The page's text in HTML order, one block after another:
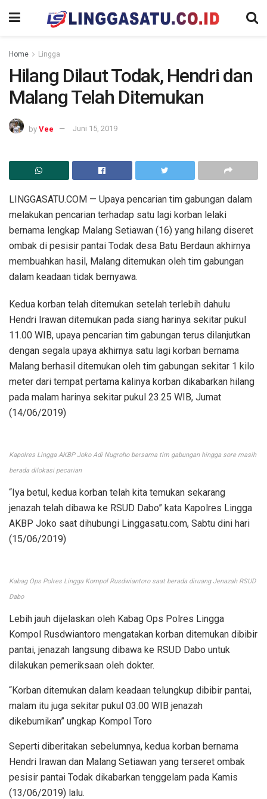
Home Lingga
Hilang Dilaut Todak, Hendri dan
Malang Telah Ditemukan
by Vee Juni 15, 2019
LINGGASATU.COM — Upaya pencarian tim gabungan dalam
melakukan pencarian terhadap satu lagi korban lelaki
bernama lengkap Malang Setiawan (16) yang hilang diseret
ombak di pesisir pantai Todak desa Batu Berdaun akhirnya
membuahkan hasil, Malang ditemukan oleh tim gabungan
dalam keadaan tidak bernyawa.
Kedua korban telah ditemukan setelah terlebih dahulu
Hendri Irawan ditemukan pada siang harinya sekitar pukul
11.00 WIB, upaya pencarian tim gabungan terus dilanjutkan
dengan segala upaya akhirnya satu lagi korban bernama
Malang berhasil ditemukan oleh tim gabungan sekitar 1 kilo
meter dari tempat pertama kalinya korban dikabarkan hilang
pada malam harinya sekitar pukul 23.25 WIB, Jumat
(14/06/2019)
Kapolres Lingga AKBP Joko Adi Nugroho bersama tim gabungan hingga sore masih
berada dilokasi pecarian
“Iya betul, kedua korban telah kita temukan sekarang
jenazah telah dibawa ke RSUD Dabo” kata Kapolres Lingga
AKBP Joko saat dihubungi Linggasatu.com, Sabtu dini hari
(15/06/2019)
Kabag Ops Polres Lingga Kompol Rusdwiantoro saat berada diruang Jenazah RSUD
Dabo
Lebih jauh dijelaskan oleh Kabag Ops Polres Lingga
Kompol Rusdwiantoro mengatakan korban ditemukan dibibir
pantai, jenazah langsung dibawa ke RSUD Dabo untuk
dilakukan pemeriksaan oleh dokter.
“Korban ditemukan dalam keadaan telungkup dibibir pantai,
malam itu juga sekitar pukul 03.00 WIB jenazah
dikebumikan” ungkap Kompol Toro
Seperti diberitakan sebelumnya, kedua korban bernama
Hendri Irawan dan Malang Setiawan yang terseret ombak
pesisir pantai Todak dikabarkan tenggelam pada Kamis
(13/06/2019) lalu.